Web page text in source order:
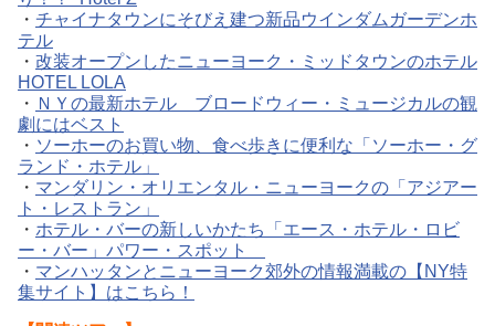
・ チャイナタウンにそびえ建つ新品ウインダムガーデンホ
テル
・ 改装オープンしたニューヨーク・ミッドタウンのホテル
HOTEL LOLA
・ ＮＹの最新ホテル ブロードウィー・ミュージカルの観
劇にはベスト
・ ソーホーのお買い物、食べ歩きに便利な「ソーホー・グ
ランド・ホテル」
・ マンダリン・オリエンタル・ニューヨークの「アジアー
ト・レストラン」
・ ホテル・バーの新しいかたち「エース・ホテル・ロビ
ー・バー」パワー・スポット
・ マンハッタンとニューヨーク郊外の情報満載の【NY特
集サイト】はこちら！